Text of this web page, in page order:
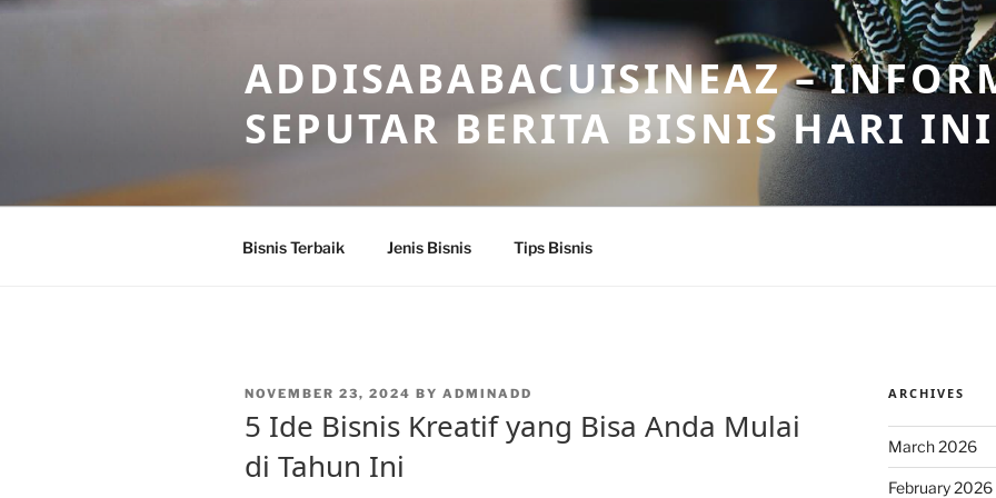
Skip
ADDISABABACUISINEAZ –
SEPUTAR BERITA BISNIS HARI INI
Bisnis Terbaik Jenis Bisnis Tips Bisnis
POSTED
NOVEMBER 23, 2024 BY ADMINADD
5 Ide Bisnis Kreatif yang Bisa Anda Mulai
di Tahun Ini
ARCHIVES
March 2026
February 2026